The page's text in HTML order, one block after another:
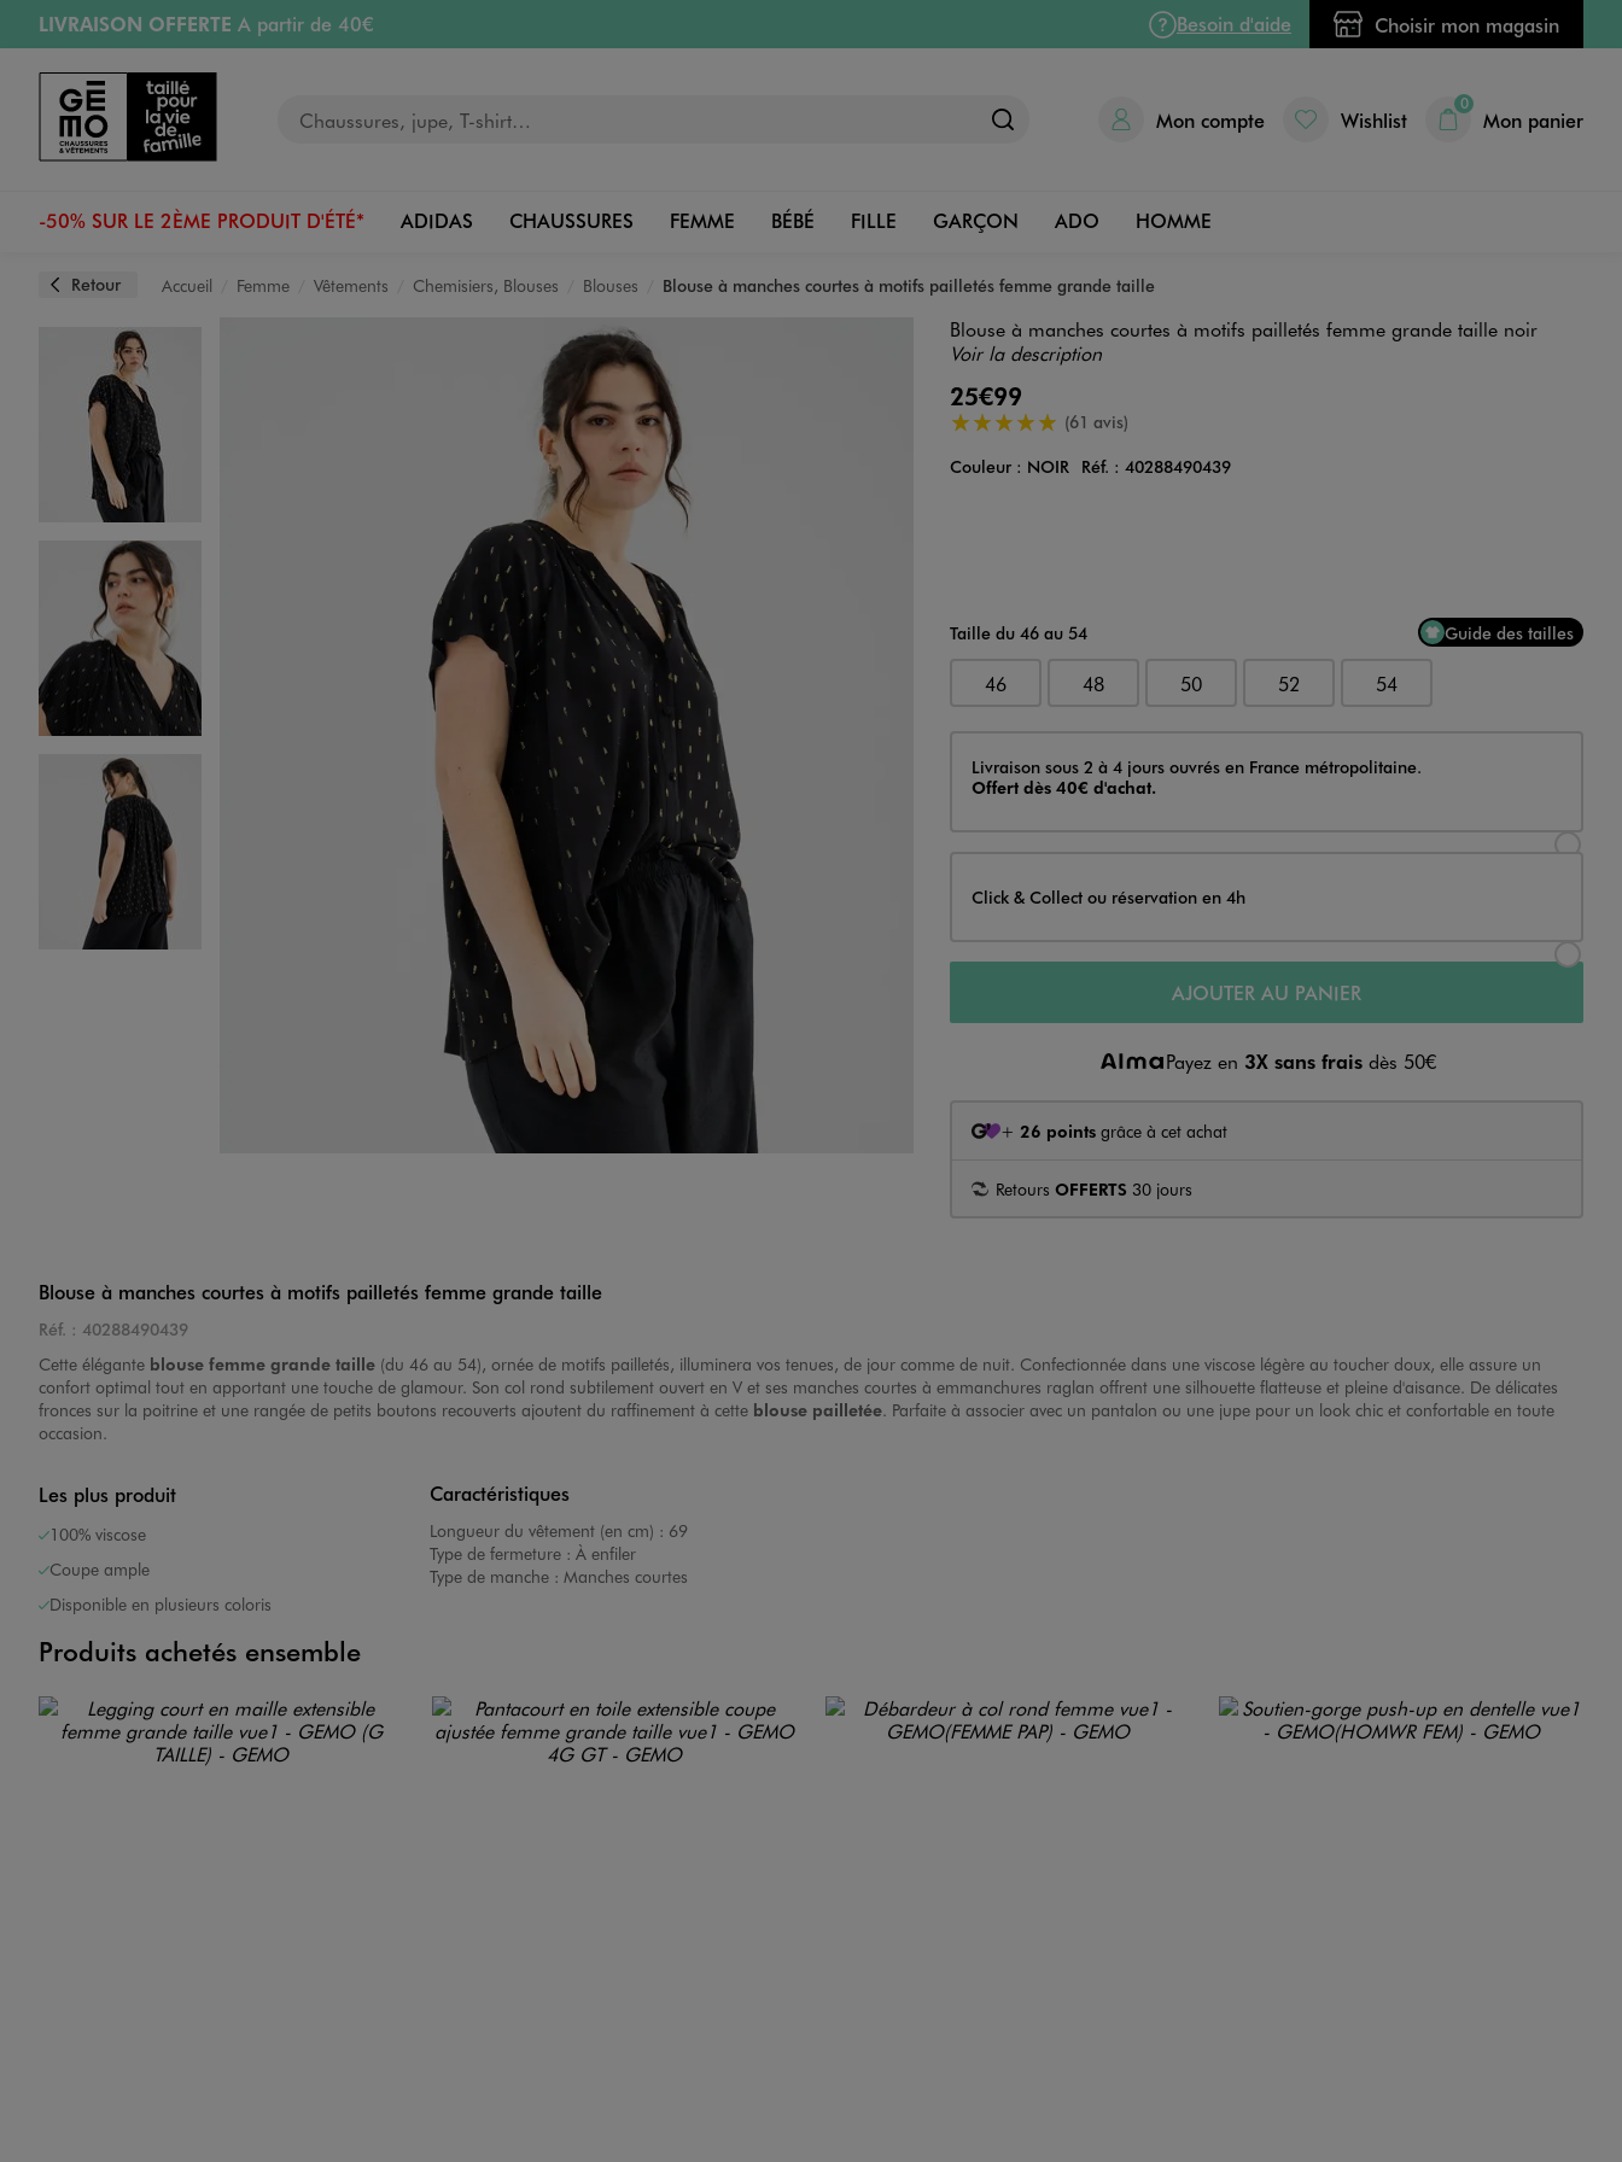
Aller au contenu principal
Aller à la navigation
LIVRAISON OFFERTE A partir de 40€
RETRAIT ET LIVRAISON OFFERTE
RÉSERVATION GRATUITE
4h en magasin
Retours OFFERTSpendant 30 jours
Besoin d'aide Choisir mon magasin
Mon compte Wishlist
0
Mon panier
-50% SUR LE 2ÈME PRODUIT D'ÉTÉ* ADIDAS CHAUSSURES FEMME BÉBÉ FILLE GARÇON ADO HOMME
Retour Accueil Femme Vêtements Chemisiers, Blouses Blouses Blouse à manches courtes à motifs pailletés femme grande taille
Image 1 sur 3
Image 2 sur 3
Image 3 sur 3
Blouse à manches courtes à motifs pailletés femme grande taille noir
Voir la description
25€99
5/5 de moyenne(61 avis)
Couleur
Couleur : NOIR Réf. : 40288490439
Taille du 46 au 54 Guide des tailles
46 48 50 52 54
Livraison
Livraison sous 2 à 4 jours ouvrés en France métropolitaine.
Offert dès 40€ d'achat.
Click & Collect ou réservation en 4h
AJOUTER AU PANIER
Payez en 3X sans fraisdès 50€
+ 26 pointsgrâce à cet achat
Retours OFFERTS 30 jours
Blouse à manches courtes à motifs pailletés femme grande taille
Réf. : 40288490439
Cette élégante blouse femme grande taille (du 46 au 54), ornée de motifs pailletés, illuminera vos tenues, de jour comme de nuit. Confectionnée dans une viscose légère au toucher doux, elle assure un
confort optimal tout en apportant une touche de glamour. Son col rond subtilement ouvert en V et ses manches courtes à emmanchures raglan offrent une silhouette flatteuse et pleine d'aisance. De délicates
fronces sur la poitrine et une rangée de petits boutons recouverts ajoutent du raffinement à cette blouse pailletée. Parfaite à associer avec un pantalon ou une jupe pour un look chic et confortable en toute
occasion.
Les plus produit
100% viscose
Coupe ample
Disponible en plusieurs coloris
Caractéristiques
Longueur du vêtement (en cm) : 69
Type de fermeture : À enfiler
Type de manche : Manches courtes
Produits achetés ensemble